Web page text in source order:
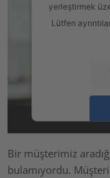
yerleştirmek
Lütfen
Bir müşterimiz
bulamıyordu.